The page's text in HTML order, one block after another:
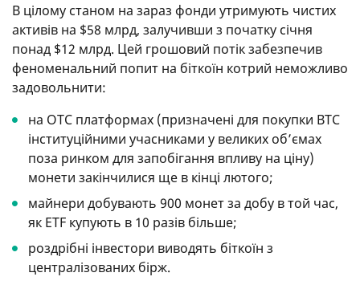
В цілому станом на зараз фонди утримують чистих
активів на $58 млрд, залучивши з початку січня
понад $12 млрд. Цей грошовий потік забезпечив
феноменальний попит на біткоїн котрий неможливо
задовольнити:
на ОТС платформах (призначені для покупки BTC
інституційними учасниками у великих об’ємах
поза ринком для запобігання впливу на ціну)
монети закінчилися ще в кінці лютого;
майнери добувають 900 монет за добу в той час,
як ETF купують в 10 разів більше;
роздрібні інвестори виводять біткоїн з
централізованих бірж.